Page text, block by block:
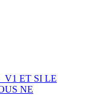
ET SI LE
NE